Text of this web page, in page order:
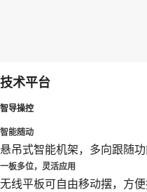
技术平台
智导操控
智能随动
悬吊式智能机架，多向跟随功
一板多位，灵活应用
无线平板可自由移动摆，方